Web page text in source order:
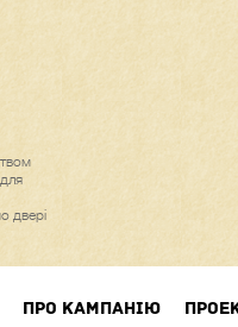
для
двері
ПРО КАМПАНIЮ